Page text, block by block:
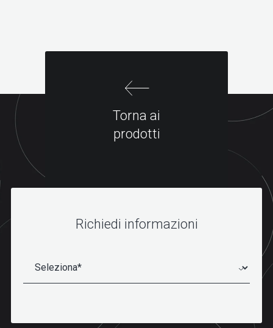
Torna ai
prodotti
Richiedi informazioni